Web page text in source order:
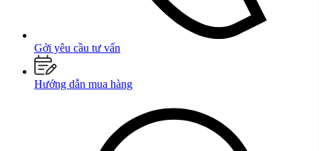
Gởi yêu cầu tư vấn
Hướng dẫn mua hàng